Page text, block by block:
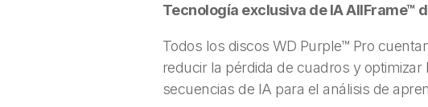
Tecnología exclusiva de IA AllFrame™
Todos los discos WD Purple™ Pro
reducir la pérdida de cuadros y
secuencias de IA para el análisis de